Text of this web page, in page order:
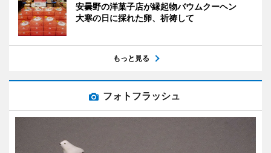
安曇野の洋菓子店が縁起物バウムクーヘン
大寒の日に採れた卵、祈祷して
もっと見る
フォトフラッシュ